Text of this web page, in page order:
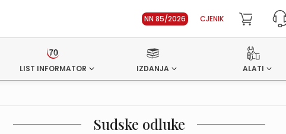
NN 85/2026 CJENIK
LIST INFORMATOR IZDANJA ALATI
Sudske odluke